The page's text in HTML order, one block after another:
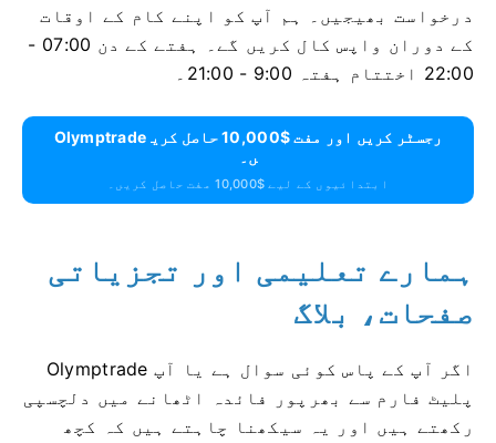
درخواست بھیجیں۔ ہم آپ کو اپنے کام کے اوقات
کے دوران واپس کال کریں گے۔ ہفتے کے دن 07:00 -
22:00 اختتام ہفتہ 9:00 - 21:00۔
Olymptrade رجسٹر کریں اور مفت $10,000 حاصل کری
ں۔
ابتدائیوں کے لیے $10,000 مفت حاصل کریں۔
ہمارے تعلیمی اور تجزیاتی
صفحات، بلاگ
اگر آپ کے پاس کوئی سوال ہے یا آپ Olymptrade
پلیٹ فارم سے بھرپور فائدہ اٹھانے میں دلچسپی
رکھتے ہیں اور یہ سیکھنا چاہتے ہیں کہ کچھ